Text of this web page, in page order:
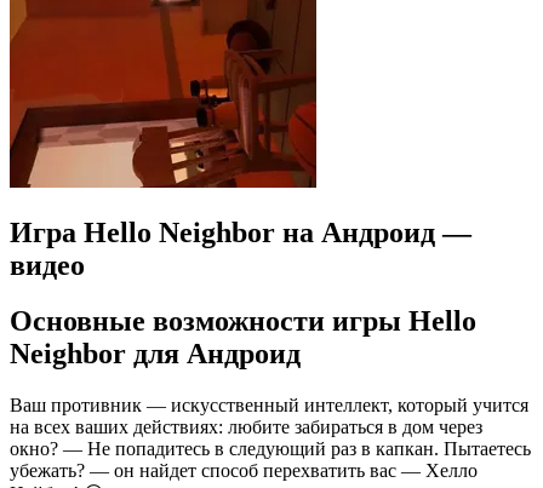
Игра Hello Neighbor на Андроид —
видео
Основные возможности игры Hello
Neighbor для Андроид
Ваш противник — искусственный интеллект, который учится
на всех ваших действиях: любите забираться в дом через
окно? — Не попадитесь в следующий раз в капкан. Пытаетесь
убежать? — он найдет способ перехватить вас — Хелло